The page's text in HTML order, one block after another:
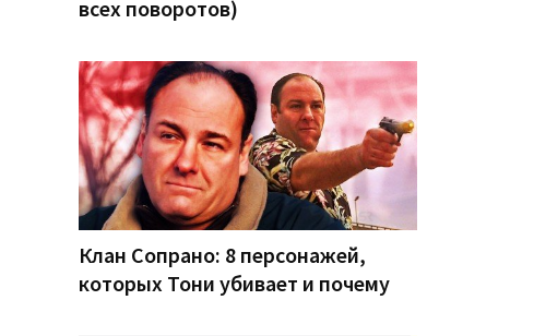
всех поворотов)
Клан Сопрано: 8 персонажей,
которых Тони убивает и почему